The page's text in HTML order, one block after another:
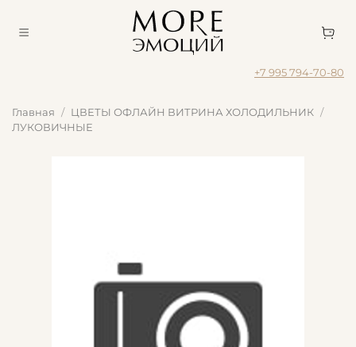
+7 995 794-70-80
Главная
ЦВЕТЫ ОФЛАЙН ВИТРИНА ХОЛОДИЛЬНИК
ЛУКОВИЧНЫЕ